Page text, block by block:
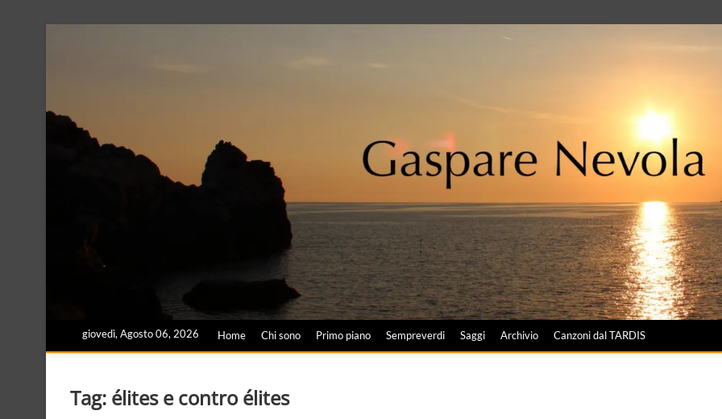
giovedì, Agosto 06, 2026 Home Chi sono Primo piano Sempreverdi Saggi Archivio Canzoni dal TARDIS
Tag: élites e contro élites